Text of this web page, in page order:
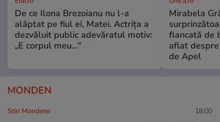
De ce Ilona Brezoianu nu l-a
alăptat pe fiul ei, Matei. Actrița a
dezvăluit public adevăratul motiv:
„E corpul meu..."
Mirabela
flancată de
aflat
de Apel
MONDEN
Stiri Mondene 18:00